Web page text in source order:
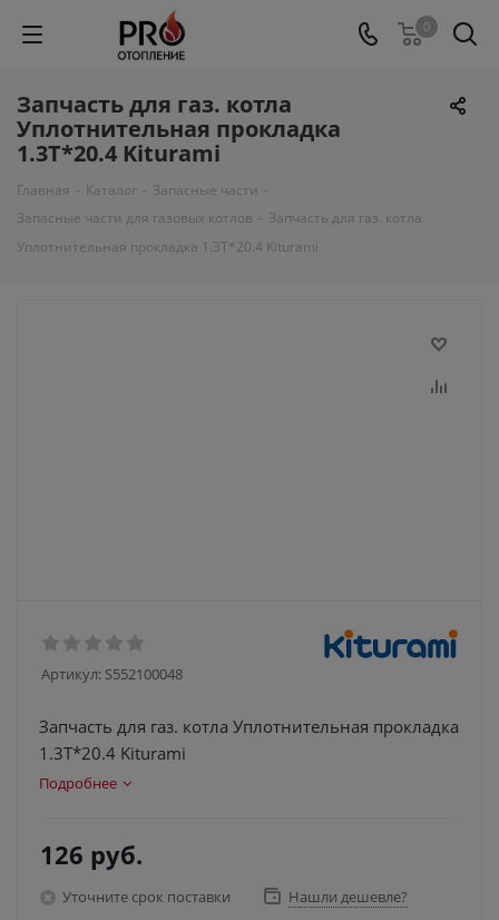
0
Запчасть для газ. котла
Уплотнительная прокладка
1.3Т*20.4 Kiturami
Главная - Каталог - Запасные части -
Запасные части для газовых котлов - Запчасть для газ. котла
Уплотнительная прокладка 1.3Т*20.4 Kiturami
Артикул: S552100048
Запчасть для газ. котла Уплотнительная прокладка
1.3Т*20.4 Kiturami
Подробнее
126 руб.
Уточните срок поставки Нашли дешевле?